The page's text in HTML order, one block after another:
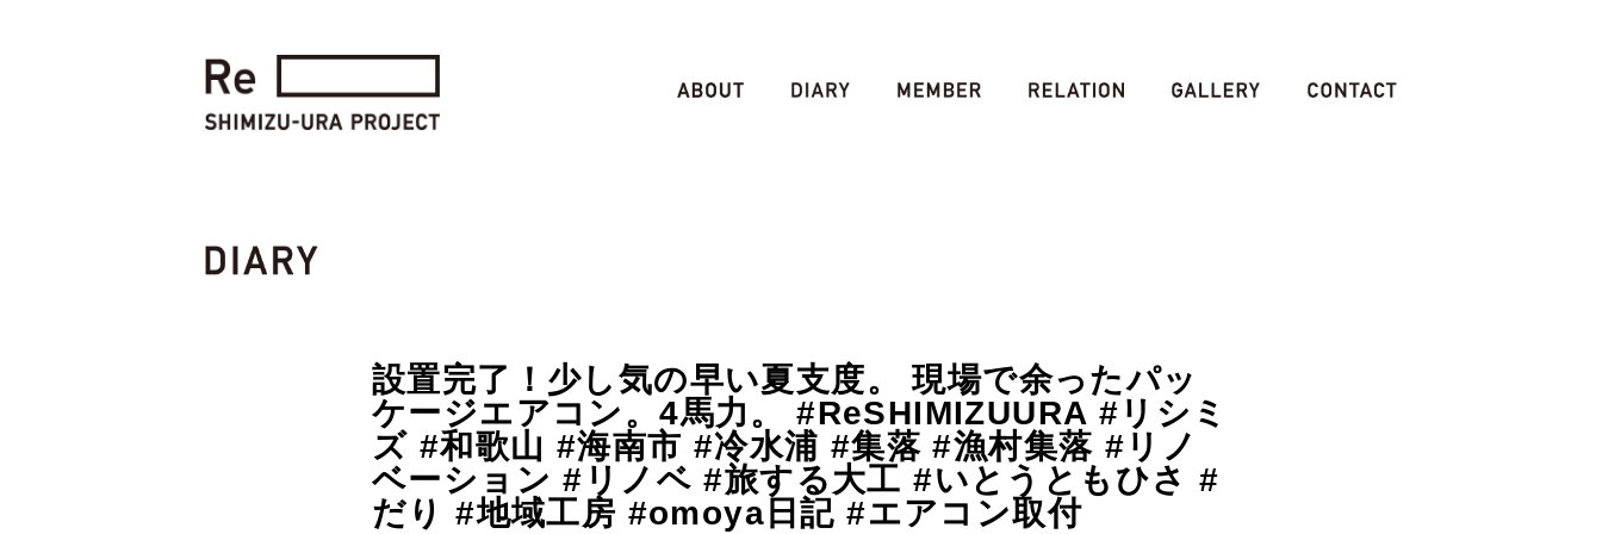
設置完了！少し気の早い夏支度。 現場で余ったパッ
ケージエアコン。4馬力。 #ReSHIMIZUURA #リシミ
ズ #和歌山 #海南市 #冷水浦 #集落 #漁村集落 #リノ
ベーション #リノベ #旅する大工 #いとうともひさ #
だり #地域工房 #omoya日記 #エアコン取付